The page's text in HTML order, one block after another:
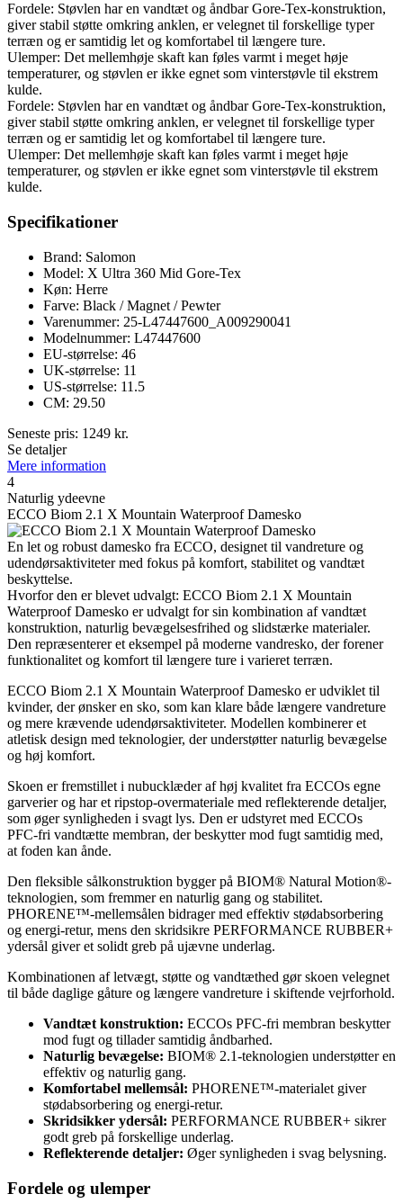
Fordele: Støvlen har en vandtæt og åndbar Gore-Tex-konstruktion,
giver stabil støtte omkring anklen, er velegnet til forskellige typer
terræn og er samtidig let og komfortabel til længere ture.
Ulemper: Det mellemhøje skaft kan føles varmt i meget høje
temperaturer, og støvlen er ikke egnet som vinterstøvle til ekstrem
kulde.
Fordele: Støvlen har en vandtæt og åndbar Gore-Tex-konstruktion,
giver stabil støtte omkring anklen, er velegnet til forskellige typer
terræn og er samtidig let og komfortabel til længere ture.
Ulemper: Det mellemhøje skaft kan føles varmt i meget høje
temperaturer, og støvlen er ikke egnet som vinterstøvle til ekstrem
kulde.
Specifikationer
Brand: Salomon
Model: X Ultra 360 Mid Gore-Tex
Køn: Herre
Farve: Black / Magnet / Pewter
Varenummer: 25-L47447600_A009290041
Modelnummer: L47447600
EU-størrelse: 46
UK-størrelse: 11
US-størrelse: 11.5
CM: 29.50
Seneste pris: 1249 kr.
Se detaljer
Mere information
4
Naturlig ydeevne
ECCO Biom 2.1 X Mountain Waterproof Damesko
En let og robust damesko fra ECCO, designet til vandreture og
udendørsaktiviteter med fokus på komfort, stabilitet og vandtæt
beskyttelse.
Hvorfor den er blevet udvalgt: ECCO Biom 2.1 X Mountain
Waterproof Damesko er udvalgt for sin kombination af vandtæt
konstruktion, naturlig bevægelsesfrihed og slidstærke materialer.
Den repræsenterer et eksempel på moderne vandresko, der forener
funktionalitet og komfort til længere ture i varieret terræn.
ECCO Biom 2.1 X Mountain Waterproof Damesko er udviklet til
kvinder, der ønsker en sko, som kan klare både længere vandreture
og mere krævende udendørsaktiviteter. Modellen kombinerer et
atletisk design med teknologier, der understøtter naturlig bevægelse
og høj komfort.
Skoen er fremstillet i nubucklæder af høj kvalitet fra ECCOs egne
garverier og har et ripstop-overmateriale med reflekterende detaljer,
som øger synligheden i svagt lys. Den er udstyret med ECCOs
PFC-fri vandtætte membran, der beskytter mod fugt samtidig med,
at foden kan ånde.
Den fleksible sålkonstruktion bygger på BIOM® Natural Motion®-
teknologien, som fremmer en naturlig gang og stabilitet.
PHORENE™-mellemsålen bidrager med effektiv stødabsorbering
og energi-retur, mens den skridsikre PERFORMANCE RUBBER+
ydersål giver et solidt greb på ujævne underlag.
Kombinationen af letvægt, støtte og vandtæthed gør skoen velegnet
til både daglige gåture og længere vandreture i skiftende vejrforhold.
Vandtæt konstruktion: ECCOs PFC-fri membran beskytter
mod fugt og tillader samtidig åndbarhed.
Naturlig bevægelse: BIOM® 2.1-teknologien understøtter en
effektiv og naturlig gang.
Komfortabel mellemsål: PHORENE™-materialet giver
stødabsorbering og energi-retur.
Skridsikker ydersål: PERFORMANCE RUBBER+ sikrer
godt greb på forskellige underlag.
Reflekterende detaljer: Øger synligheden i svag belysning.
Fordele og ulemper